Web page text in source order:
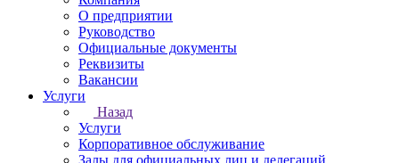
О предприятии
Руководство
Официальные документы
Реквизиты
Вакансии
Услуги
Назад
Услуги
Корпоративное обслуживание
Залы для официальных лиц и делегаций